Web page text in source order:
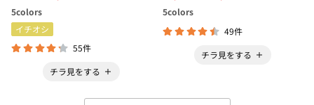
5colors
イチオシ
55件
チラ見をする
5colors
49件
チラ見をする